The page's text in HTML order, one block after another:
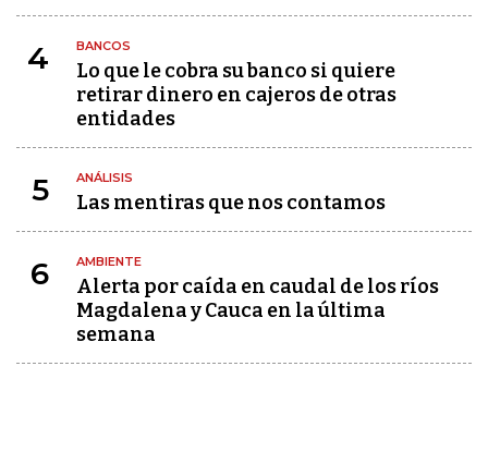
4 BANCOS
Lo que le cobra su banco si quiere
retirar dinero en cajeros de otras
entidades
5 ANÁLISIS
Las mentiras que nos contamos
6 AMBIENTE
Alerta por caída en caudal de los ríos
Magdalena y Cauca en la última
semana